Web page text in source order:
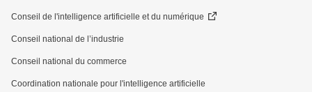
Conseil de l'intelligence artificielle et du numérique
Conseil national de l’industrie
Conseil national du commerce
Coordination nationale pour l'intelligence artificielle